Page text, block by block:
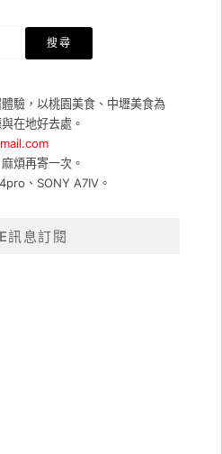
驗，以桃園美食、中壢美食為
在地好去處。
煩再寄一次。
、SONY A7IV。
訊息訂閱